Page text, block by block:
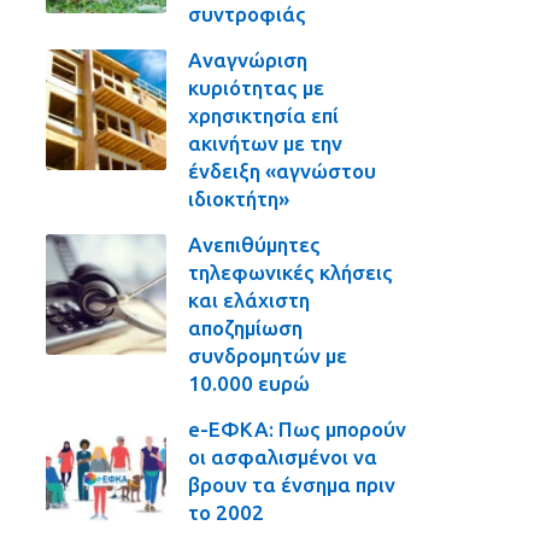
συντροφιάς
Αναγνώριση
κυριότητας με
χρησικτησία επί
ακινήτων με την
ένδειξη «αγνώστου
ιδιοκτήτη»
Ανεπιθύμητες
τηλεφωνικές κλήσεις
και ελάχιστη
αποζημίωση
συνδρομητών με
10.000 ευρώ
e-ΕΦΚΑ: Πως μπορούν
οι ασφαλισμένοι να
βρουν τα ένσημα πριν
το 2002